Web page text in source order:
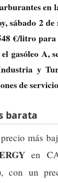
en
sábado 2 de
€/litropara
gasóleo A,
y
de
barata
más
en
con un